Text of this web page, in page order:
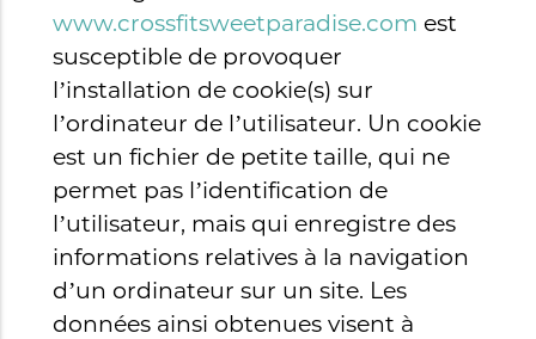
www.crossfitsweetparadise.com est
susceptible de provoquer
l’installation de cookie(s) sur
l’ordinateur de l’utilisateur. Un cookie
est un fichier de petite taille, qui ne
permet pas l’identification de
l’utilisateur, mais qui enregistre des
informations relatives à la navigation
d’un ordinateur sur un site. Les
données ainsi obtenues visent à